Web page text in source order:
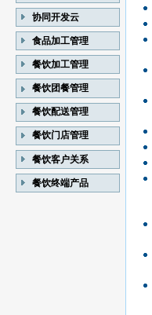
协同开发云
食品加工管理
餐饮加工管理
餐饮团餐管理
餐饮配送管理
餐饮门店管理
餐饮客户关系
餐饮终端产品